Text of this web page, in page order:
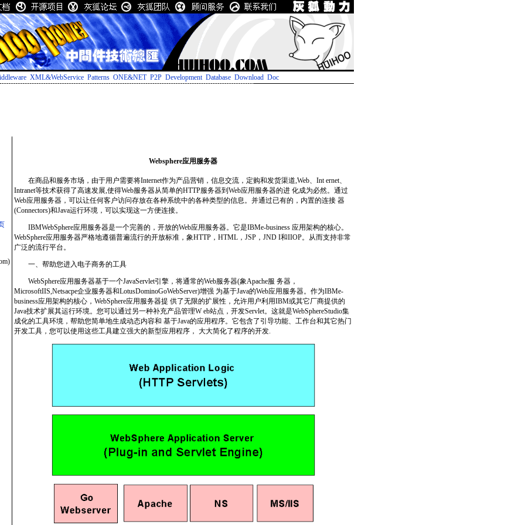
XML&WebService Patterns ONE&NET P2P Development Database Download Doc
Websphere应用服务器
在商品和服务市场，由于用户需要将Internet作为产品营销，信息交流，定购和发货渠道,Web、Int ernet、
Intranet等技术获得了高速发展,使得Web服务器从简单的HTTP服务器到Web应用服务器的进 化成为必然。通过
Web应用服务器，可以让任何客户访问存放在各种系统中的各种类型的信息。并通过已有的，内置的连接 器
(Connectors)和Java运行环境，可以实现这一方便连接。
IBMWebSphere应用服务器是一个完善的，开放的Web应用服务器。它是IBMe-business 应用架构的核心。
WebSphere应用服务器严格地遵循普遍流行的开放标准，象HTTP，HTML，JSP，JND I和IIOP。从而支持非常
广泛的流行平台。
一、帮助您进入电子商务的工具
WebSphere应用服务器基于一个JavaServlet引擎，将通常的Web服务器(象Apache服 务器，
MicrosoftIIS,Netsacpe企业服务器和LotusDominoGoWebServer)增强 为基于Java的Web应用服务器。作为IBMe-
business应用架构的核心，WebSphere应用服务器提 供了无限的扩展性，允许用户利用IBM或其它厂商提供的
Java技术扩展其运行环境。您可以通过另一种补充产品管理W eb站点，开发Servlet。这就是WebSphereStudio集
成化的工具环境，帮助您简单地生成动态内容和 基于Java的应用程序。它包含了引导功能、工作台和其它热门
开发工具，您可以使用这些工具建立强大的新型应用程序， 大大简化了程序的开发.